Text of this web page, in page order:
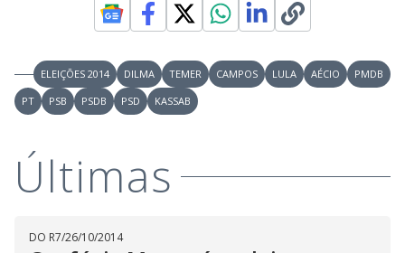
ELEIÇÕES 2014 DILMA TEMER CAMPOS LULA AÉCIO
PMDB
PT
PSB PSDB PSD KASSAB
Últimas
DO R7/26/10/2014